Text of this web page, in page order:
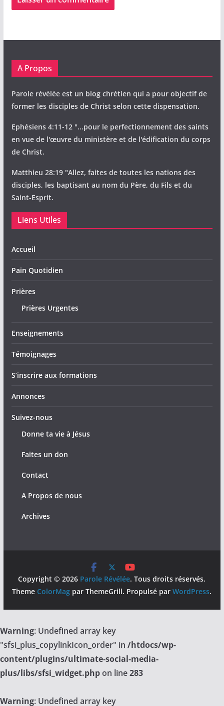
A Propos
Parole révélée est un blog chrétien qui a pour objectif de
former les disciples de Christ selon cette dispensation.
Ephésiens 4:11-12 "...pour le perfectionnement des saints
en vue de l'œuvre du ministère et de l'édification du corps
de Christ.
Matthieu 28:19 "Allez, faites de toutes les nations des
disciples, les baptisant au nom du Père, du Fils et du
Saint-Esprit.
Liens Utiles
Accueil
Pain Quotidien
Prières
Prières Urgentes
Enseignements
Témoignages
S’inscrire aux formations
Annonces
Suivez-nous
Donne ta vie à Jésus
Faites un don
Contact
A Propos de nous
Archives
Copyright © 2026 Parole Révélée. Tous droits réservés.
Theme ColorMag par ThemeGrill. Propulsé parWordPress.
Warning: Undefined array key
"sfsi_plus_copylinkIcon_order" in /htdocs/wp-
content/plugins/ultimate-social-media-
plus/libs/sfsi_widget.phpon line283
Warning: Undefined array key